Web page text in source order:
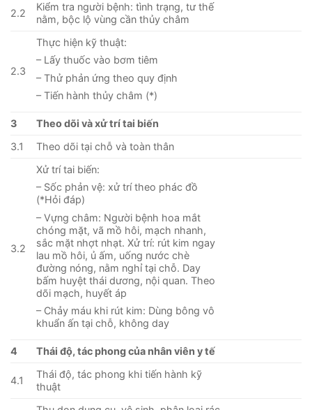
2.2
Kiểm tra người bệnh: tình trạng, tư thế
nằm, bộc lộ vùng cần thủy châm
2.3
Thực hiện kỹ thuật:
– Lấy thuốc vào bơm tiêm
– Thử phản ứng theo quy định
– Tiến hành thủy châm (*)
3
Theo dõi và xử trí tai biến
3.1
Theo dõi tại chỗ và toàn thân
3.2
Xử trí tai biến:
– Sốc phản vệ: xử trí theo phác đồ
(*Hỏi đáp)
– Vựng châm: Người bệnh hoa mắt
chóng mặt, vã mồ hôi, mạch nhanh,
sắc mặt nhợt nhạt. Xử trí: rút kim ngay
lau mồ hôi, ủ ấm, uống nước chè
đường nóng, nằm nghỉ tại chỗ. Day
bấm huyệt thái dương, nội quan. Theo
dõi mạch, huyết áp
– Chảy máu khi rút kim: Dùng bông vô
khuẩn ấn tại chỗ, không day
4 Thái độ, tác phong của nhân viên y tế
4.1
Thái độ, tác phong khi tiến hành kỹ
thuật